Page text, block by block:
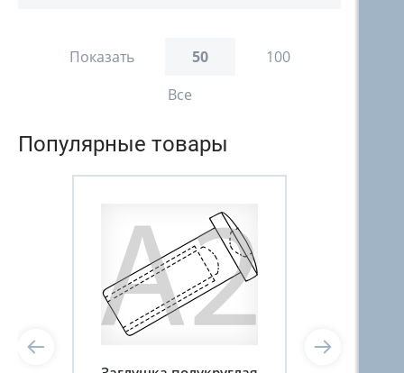
Показать 50
100
Все
Популярные товары